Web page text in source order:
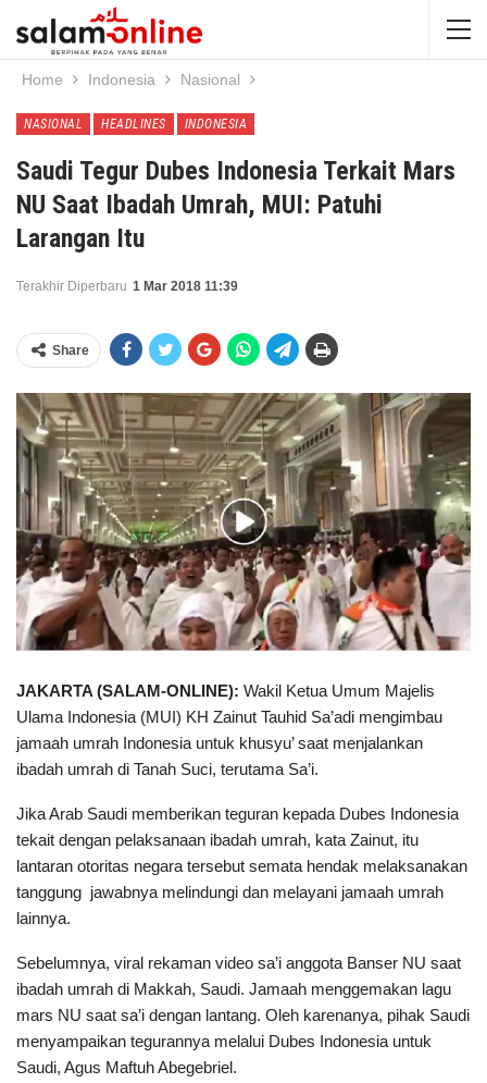
Home Indonesia Nasional
NASIONAL HEADLINES INDONESIA
Saudi Tegur Dubes Indonesia Terkait Mars
NU Saat Ibadah Umrah, MUI: Patuhi
Larangan Itu
Terakhir Diperbaru 1 Mar 2018 11:39
Share
JAKARTA (SALAM-ONLINE): Wakil Ketua Umum Majelis
Ulama Indonesia (MUI) KH Zainut Tauhid Sa’adi mengimbau
jamaah umrah Indonesia untuk khusyu’ saat menjalankan
ibadah umrah di Tanah Suci, terutama Sa’i.
Jika Arab Saudi memberikan teguran kepada Dubes Indonesia
tekait dengan pelaksanaan ibadah umrah, kata Zainut, itu
lantaran otoritas negara tersebut semata hendak melaksanakan
tanggung jawabnya melindungi dan melayani jamaah umrah
lainnya.
Sebelumnya, viral rekaman video sa’i anggota Banser NU saat
ibadah umrah di Makkah, Saudi. Jamaah menggemakan lagu
mars NU saat sa’i dengan lantang. Oleh karenanya, pihak Saudi
menyampaikan tegurannya melalui Dubes Indonesia untuk
Saudi, Agus Maftuh Abegebriel.